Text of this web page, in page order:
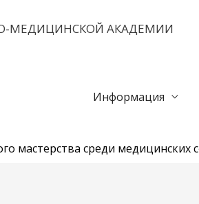
МЕДИЦИНСКОЙ АКАДЕМИИ
Информация
мастерства среди